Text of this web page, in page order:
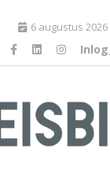
6 augustus 2026